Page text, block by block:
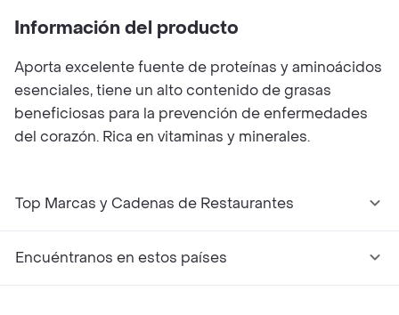
Información del producto
Aporta excelente fuente de proteínas y aminoácidos
esenciales, tiene un alto contenido de grasas
beneficiosas para la prevención de enfermedades
del corazón. Rica en vitaminas y minerales.
Top Marcas y Cadenas de Restaurantes
Encuéntranos en estos países